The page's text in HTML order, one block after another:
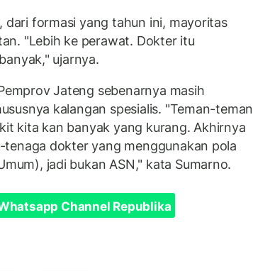
dari formasi yang tahun ini, mayoritas
"Lebih ke perawat. Dokter itu
ujarnya.
Jateng sebenarnya masih
kalangan spesialis. "Teman-teman
kita kan banyak yang kurang. Akhirnya
dokter yang menggunakan pola
jadi bukan ASN," kata Sumarno.
Channel Republika